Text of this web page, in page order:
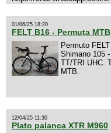
01/06/25 18:20
FELT B16 - Permuta MTB
Permuto
Shimano 105
TT/TRI UHC.
MTB.
12/04/25 11:30
Plato palanca XTR M960